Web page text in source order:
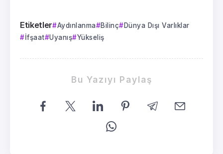
Etiketler Aydınlanma Bilinç
Dünya Dışı Varlıklar
İfşaat
Uyanış Yükseliş
Bu Yazıyı Paylaş